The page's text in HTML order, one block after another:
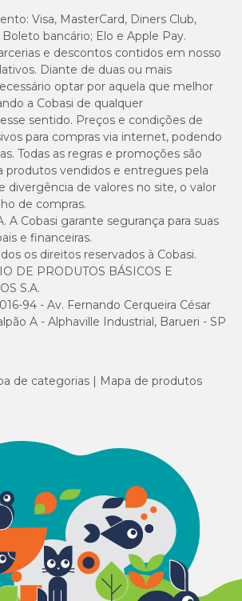
Visa, MasterCard, Diners Club,
bancário; Elo e Apple Pay.
e descontos contidos em nosso
Diante de duas ou mais
optar por aquela que melhor
a Cobasi de qualquer
sentido. Preços e condições de
para compras via internet, podendo
Todas as regras e promoções são
produtos vendidos e entregues pela
divergência de valores no site, o valor
de compras.
A Cobasi garante segurança para suas
e financeiras.
os direitos reservados à Cobasi.
DE PRODUTOS BÁSICOS E
S.A.
94 - Av. Fernando Cerqueira César
A - Alphaville Industrial, Barueri - SP
de categorias Mapa de produtos